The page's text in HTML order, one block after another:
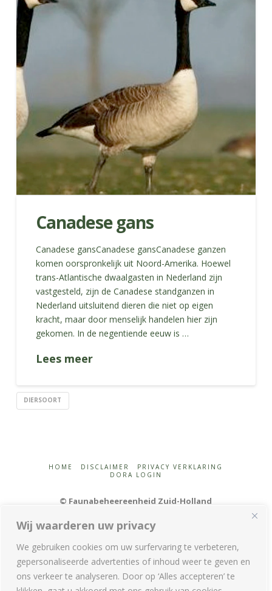
Wij waarderen uw privacy
We gebruiken cookies om uw surfervaring te verbeteren,
gepersonaliseerde advertenties of inhoud weer te geven en
ons verkeer te analyseren. Door op ‘Alles accepteren’ te
Canadese gans
Canadese gansCanadese gansCanadese ganzen
komen oorspronkelijk uit Noord-Amerika. Hoewel
trans-Atlantische dwaalgasten in Nederland zijn
vastgesteld, zijn de Canadese standganzen in
Nederland uitsluitend dieren die niet op eigen
kracht, maar door menselijk handelen hier zijn
gekomen. In de negentiende eeuw is …
Lees meer
DIERSOORT
HOME DISCLAIMER
PRIVACY VERKLARING
DORA LOGIN
© Faunabeheereenheid Zuid-Holland
T: 085 – 210 36 28 (tussen 9.00 en 12.00 uur) | info@fbezh.nl